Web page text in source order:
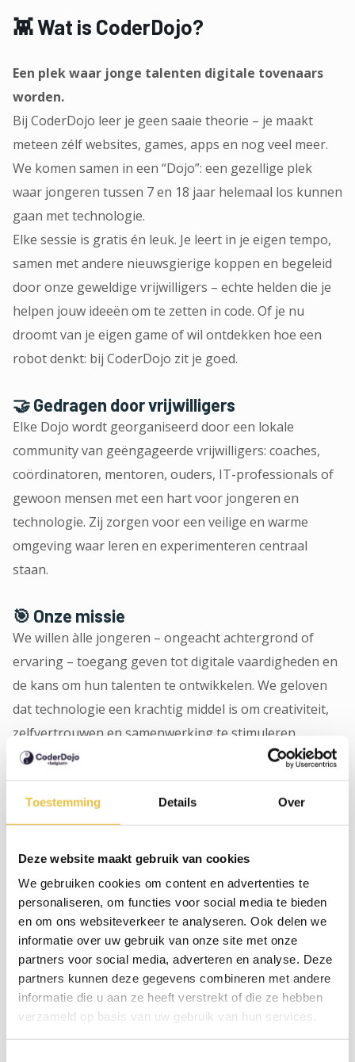
Toestemming Details Over
Deze website maakt gebruik van cookies
We gebruiken cookies om content en advertenties te
personaliseren, om functies voor social media te bieden
en om ons websiteverkeer te analyseren. Ook delen we
informatie over uw gebruik van onze site met onze
partners voor social media, adverteren en analyse. Deze
partners kunnen deze gegevens combineren met andere
informatie die u aan ze heeft verstrekt of die ze hebben
verzameld op basis van uw gebruik van hun services.
👾 Wat is CoderDojo?
Een plek waar jonge talenten digitale tovenaars
worden.
Bij CoderDojo leer je geen saaie theorie – je maakt
meteen zélf websites, games, apps en nog veel meer.
We komen samen in een “Dojo”: een gezellige plek
waar jongeren tussen 7 en 18 jaar helemaal los kunnen
gaan met technologie.
Elke sessie is gratis én leuk. Je leert in je eigen tempo,
samen met andere nieuwsgierige koppen en begeleid
door onze geweldige vrijwilligers – echte helden die je
helpen jouw ideeën om te zetten in code. Of je nu
droomt van je eigen game of wil ontdekken hoe een
robot denkt: bij CoderDojo zit je goed.
🤝 Gedragen door vrijwilligers
Elke Dojo wordt georganiseerd door een lokale
community van geëngageerde vrijwilligers: coaches,
coördinatoren, mentoren, ouders, IT-professionals of
gewoon mensen met een hart voor jongeren en
technologie. Zij zorgen voor een veilige en warme
omgeving waar leren en experimenteren centraal
staan.
🎯 Onze missie
We willen àlle jongeren – ongeacht achtergrond of
ervaring – toegang geven tot digitale vaardigheden en
de kans om hun talenten te ontwikkelen. We geloven
dat technologie een krachtig middel is om creativiteit,
zelfvertrouwen en samenwerking te stimuleren.
🌍 Meer dan code alleen
Bij CoderDojo draait het niet alleen om code. Jongeren
leren ook samenwerken, presenteren, kritisch denken
omgeving waar fun en vriendschap voorop staan.
🚀 Een beweging, geen school
CoderDojo is geen les, geen toets en geen curriculum.
Het is een community waar kinderen zichzelf kunnen
zijn, hun nieuwsgierigheid volgen en zelf ontdekken
wat hen boeit. Ze leren door te doen, fouten te maken,